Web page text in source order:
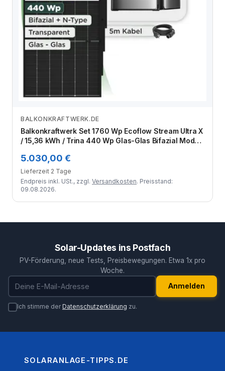
Zum Angebot
BALKONKRAFTWERK.DE
Balkonkraftwerk Set 1760 Wp Ecoflow Stream Ultra X
/ 15,36 kWh / Trina 440 Wp Glas-Glas Bifazial Modul
5.030,00 €
Lieferzeit 2 Tage
Endpreis inkl. USt., zzgl. Versandkosten. Preisstand:
09.08.2026.
Solar-Updates ins Postfach
PV-Förderung, neue Tests, Preisbewegungen. Etwa 1x pro
Woche.
E-Mail-Adresse
Anmelden
Ich stimme derDatenschutzerklärung zu.
SOLARANLAGE-TIPPS.DE